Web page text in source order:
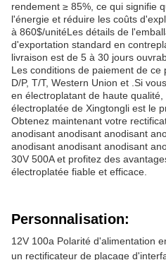
rendement ≥ 85%, ce qui signifie
l'énergie et réduire les coûts
à 860$/unitéLes détails de
d'exportation standard en
livraison est de 5 à 30 jours
Les conditions de paiement de ce
D/P, T/T, Western Union et .Si
en électroplatant de haute
électroplatée de Xingtongli est le
Obtenez maintenant votre
anodisant anodisant anodisant
anodisant anodisant anodisant
30V 500A et profitez des
électroplatée fiable et efficace.
Personnalisation:
12V 100a Polarité d'alimentation
un rectificateur de placage